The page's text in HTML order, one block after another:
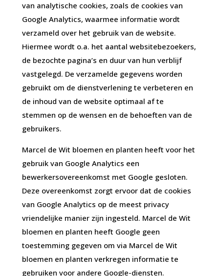
van analytische cookies, zoals de cookies van
Google Analytics, waarmee informatie wordt
verzameld over het gebruik van de website.
Hiermee wordt o.a. het aantal websitebezoekers,
de bezochte pagina’s en duur van hun verblijf
vastgelegd. De verzamelde gegevens worden
gebruikt om de dienstverlening te verbeteren en
de inhoud van de website optimaal af te
stemmen op de wensen en de behoeften van de
gebruikers.
Marcel de Wit bloemen en planten heeft voor het
gebruik van Google Analytics een
bewerkersovereenkomst met Google gesloten.
Deze overeenkomst zorgt ervoor dat de cookies
van Google Analytics op de meest privacy
vriendelijke manier zijn ingesteld. Marcel de Wit
bloemen en planten heeft Google geen
toestemming gegeven om via Marcel de Wit
bloemen en planten verkregen informatie te
gebruiken voor andere Google-diensten.